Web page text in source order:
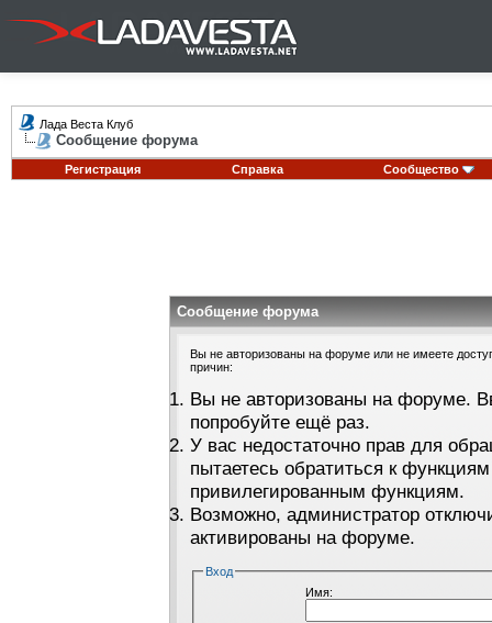
Лада Веста Клуб
Сообщение форума
Регистрация Справка Сообщество
Сообщение форума
Вы не авторизованы на форуме или не имеете
причин:
Вы не авторизованы на форуме.
попробуйте ещё раз.
У вас недостаточно прав для
пытаетесь обратиться к
привилегированным функциям.
Возможно, администратор
активированы на форуме.
Вход
Имя: